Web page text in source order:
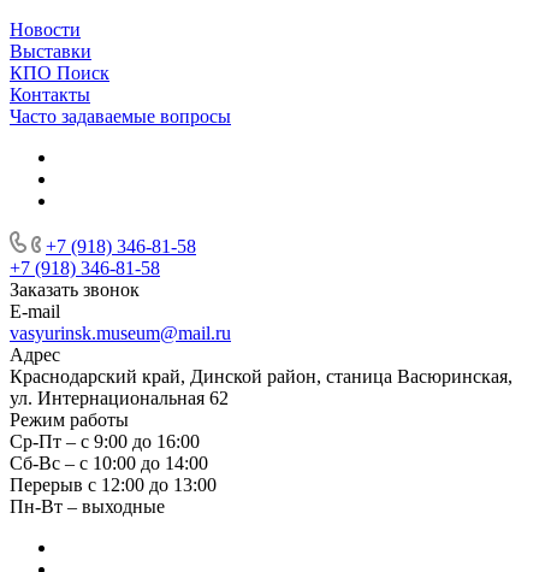
Новости
Выставки
КПО Поиск
Контакты
Часто задаваемые вопросы
+7 (918) 346-81-58
+7 (918) 346-81-58
Заказать звонок
E-mail
vasyurinsk.museum@mail.ru
Адрес
Краснодарский край, Динской район, станица Васюринская,
ул. Интернациональная 62
Режим работы
Ср-Пт – с 9:00 до 16:00
Сб-Вс – с 10:00 до 14:00
Перерыв с 12:00 до 13:00
Пн-Вт – выходные